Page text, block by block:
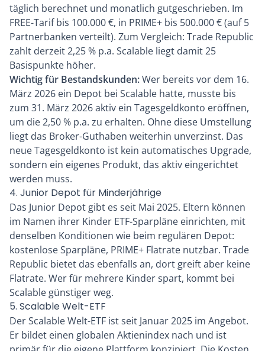
täglich berechnet und monatlich gutgeschrieben. Im
FREE-Tarif bis 100.000 €, in PRIME+ bis 500.000 € (auf 5
Partnerbanken verteilt). Zum Vergleich: Trade Republic
zahlt derzeit 2,25 % p.a. Scalable liegt damit 25
Basispunkte höher.
Wichtig für Bestandskunden:Wer bereits vor dem 16.
März 2026 ein Depot bei Scalable hatte, musste bis
zum 31. März 2026 aktiv ein Tagesgeldkonto eröffnen,
um die 2,50 % p.a. zu erhalten. Ohne diese Umstellung
liegt das Broker-Guthaben weiterhin unverzinst. Das
neue Tagesgeldkonto ist kein automatisches Upgrade,
sondern ein eigenes Produkt, das aktiv eingerichtet
werden muss.
4. Junior Depot für Minderjährige
Das Junior Depot gibt es seit Mai 2025. Eltern können
im Namen ihrer Kinder ETF-Sparpläne einrichten, mit
denselben Konditionen wie beim regulären Depot:
kostenlose Sparpläne, PRIME+ Flatrate nutzbar. Trade
Republic bietet das ebenfalls an, dort greift aber keine
Flatrate. Wer für mehrere Kinder spart, kommt bei
Scalable günstiger weg.
5. Scalable Welt-ETF
Der Scalable Welt-ETF ist seit Januar 2025 im Angebot.
Er bildet einen globalen Aktienindex nach und ist